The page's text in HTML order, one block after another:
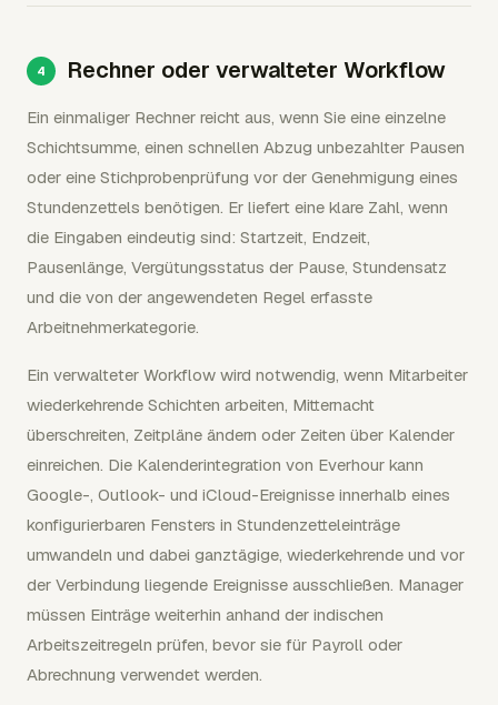
Rechner oder verwalteter Workflow
Ein einmaliger Rechner reicht aus, wenn Sie eine einzelne
Schichtsumme, einen schnellen Abzug unbezahlter Pausen
oder eine Stichprobenprüfung vor der Genehmigung eines
Stundenzettels benötigen. Er liefert eine klare Zahl, wenn
die Eingaben eindeutig sind: Startzeit, Endzeit,
Pausenlänge, Vergütungsstatus der Pause, Stundensatz
und die von der angewendeten Regel erfasste
Arbeitnehmerkategorie.
Ein verwalteter Workflow wird notwendig, wenn Mitarbeiter
wiederkehrende Schichten arbeiten, Mitternacht
überschreiten, Zeitpläne ändern oder Zeiten über Kalender
einreichen. Die Kalenderintegration von Everhour kann
Google-, Outlook- und iCloud-Ereignisse innerhalb eines
konfigurierbaren Fensters in Stundenzetteleinträge
umwandeln und dabei ganztägige, wiederkehrende und vor
der Verbindung liegende Ereignisse ausschließen. Manager
müssen Einträge weiterhin anhand der indischen
Arbeitszeitregeln prüfen, bevor sie für Payroll oder
Abrechnung verwendet werden.